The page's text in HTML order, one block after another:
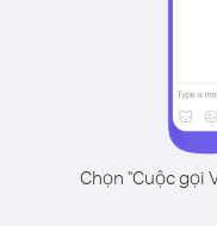
Chọn "Cuộc gọi